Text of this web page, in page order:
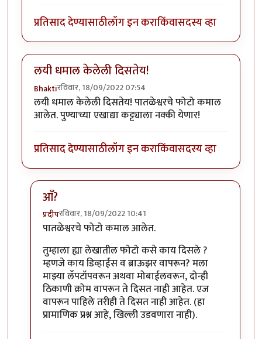
प्रतिसाद देण्यासाठीलॉग इन कराकिंवासदस्य व्हा
लयी धमाल केलेली दिसतेय!
Bhaktiरविवार, 18/09/2022 07:54
लयी धमाल केलेली दिसतेय! पातळेश्वरचे फोटो कमाल
आलेत. पुण्याच्या एखाद्या कट्ट्याला नक्की येणार!
प्रतिसाद देण्यासाठीलॉग इन कराकिंवासदस्य व्हा
आँ?
प्रदीपरविवार, 18/09/2022 10:41
In reply toलयी धमाल केलेली दिसतेय!
पातळेश्वरचे फोटो कमाल आलेत.
तुम्हाला ह्या लेखातील फोटो कसे काय दिसले ?
म्हणजे काय डिव्हाईस व ब्राऊझर वापरून? मला
माझ्या लॅपटॉपवरून अथवा मोबाईलवरून, दोन्ही
ठिकाणी क्रोम वापरून ते दिसत नाही आहेत. एज
वापरून पाहिले तरीही ते दिसत नाही आहेत. (हा
प्रामाणिक प्रश्न आहे, खिल्ली उडवणारा नाही).